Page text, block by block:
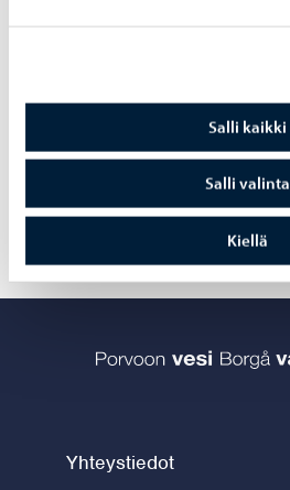
Salli kaikki
Salli valinta
Kiellä
Porvoon Linnamäen
Yhteystiedot